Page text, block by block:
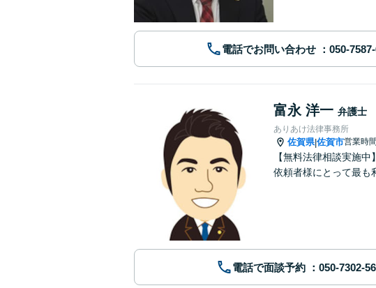
電話でお問い合わせ
富永 洋一 弁護士
ありあけ法律事務所
佐賀県|佐賀市営業時
【無料法律相談実施
依頼者様にとって最も
電話で面談予約